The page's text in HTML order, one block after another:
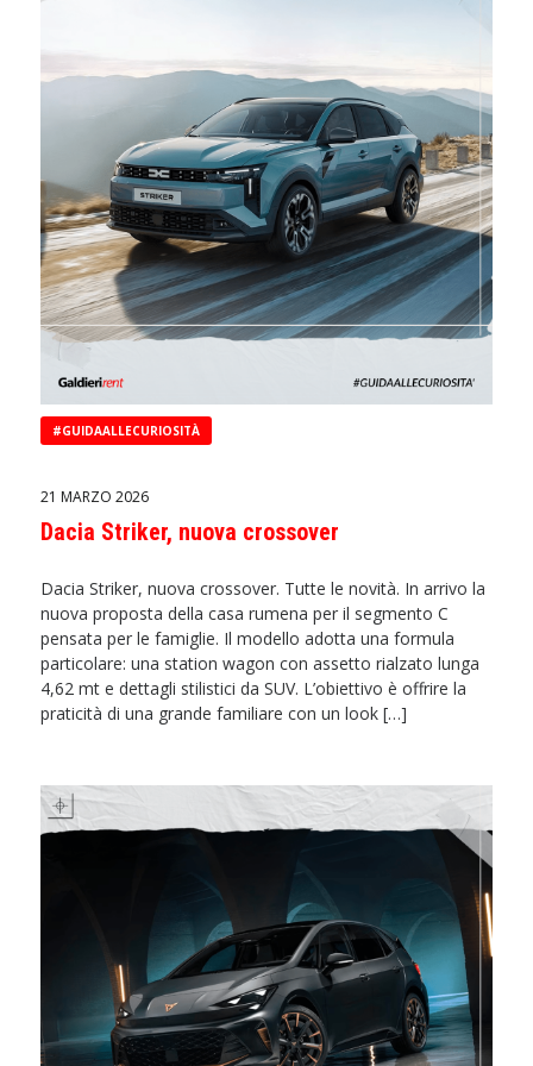
#GUIDAALLECURIOSITÀ
21 MARZO 2026
Dacia Striker, nuova crossover
Dacia Striker, nuova crossover. Tutte le novità. In arrivo la
nuova proposta della casa rumena per il segmento C
pensata per le famiglie. Il modello adotta una formula
particolare: una station wagon con assetto rialzato lunga
4,62 mt e dettagli stilistici da SUV. L’obiettivo è offrire la
praticità di una grande familiare con un look […]